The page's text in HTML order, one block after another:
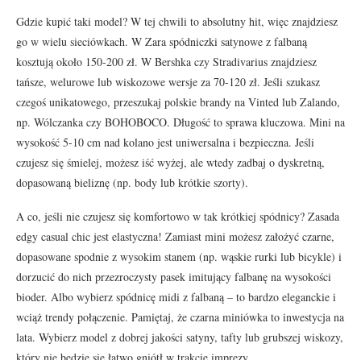
Gdzie kupić taki model? W tej chwili to absolutny hit, więc znajdziesz
go w wielu sieciówkach. W Zara spódniczki satynowe z falbaną
kosztują około 150-200 zł. W Bershka czy Stradivarius znajdziesz
tańsze, welurowe lub wiskozowe wersje za 70-120 zł. Jeśli szukasz
czegoś unikatowego, przeszukaj polskie brandy na Vinted lub Zalando,
np. Wólczanka czy BOHOBOCO. Długość to sprawa kluczowa. Mini na
wysokość 5-10 cm nad kolano jest uniwersalna i bezpieczna. Jeśli
czujesz się śmielej, możesz iść wyżej, ale wtedy zadbaj o dyskretną,
dopasowaną bieliznę (np. body lub krótkie szorty).
A co, jeśli nie czujesz się komfortowo w tak krótkiej spódnicy? Zasada
edgy casual chic jest elastyczna! Zamiast mini możesz założyć czarne,
dopasowane spodnie z wysokim stanem (np. wąskie rurki lub bicykle) i
dorzucić do nich przezroczysty pasek imitujący falbanę na wysokości
bioder. Albo wybierz spódnicę midi z falbaną – to bardzo eleganckie i
wciąż trendy połączenie. Pamiętaj, że czarna miniówka to inwestycja na
lata. Wybierz model z dobrej jakości satyny, tafty lub grubszej wiskozy,